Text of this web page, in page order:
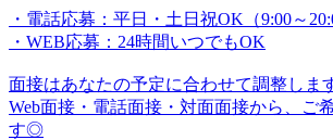
・電話応募：平日・土日祝OK（9:00～
・WEB応募：24時間いつでもOK
面接はあなたの予定に合わせて調整しま
Web面接・電話面接・対面面接から、ご
す◎